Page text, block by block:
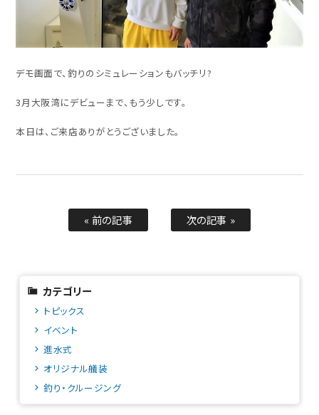
デモ画面で、釣りのシミュレーションもバッチリ?
3月大阪湾にデビューまで、もう少しです。
本日は、ご来店ありがとうございました。
« 前の記事 次の記事 »
カテゴリー
トピックス
イベント
進水式
オリジナル艤装
釣り・クルージング